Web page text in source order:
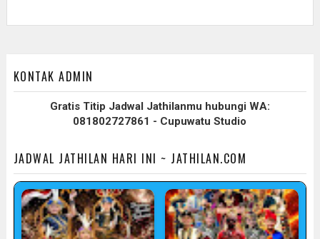
KONTAK ADMIN
Gratis Titip Jadwal Jathilanmu hubungi WA:
081802727861 - Cupuwatu Studio
JADWAL JATHILAN HARI INI ~ JATHILAN.COM